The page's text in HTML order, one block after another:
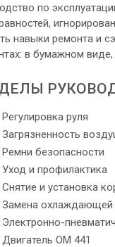
по
навыки ремонта и
в бумажном виде,
Регулировка руля
Загрязненность
Ремни безопасности
Уход и профилактика
Снятие и установка
Замена охлаждающей
Электронно-
Двигатель ОМ 441